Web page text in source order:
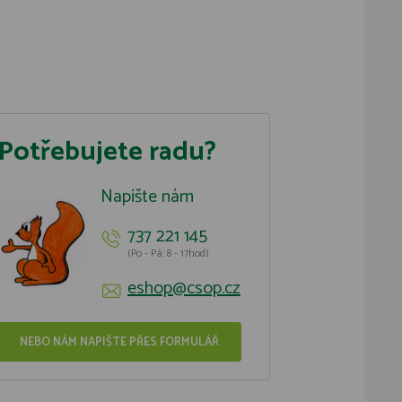
radu?
Napište nám
737 221 145
(Po - Pá: 8 - 17hod)
eshop@csop.cz
NEBO NÁM NAPIŠTE PŘES FORMULÁŘ